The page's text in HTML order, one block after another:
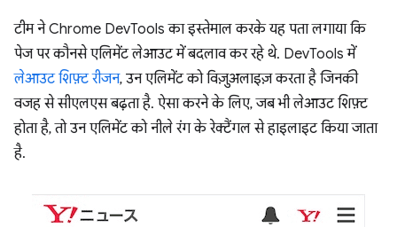
टीम ने Chrome DevTools का इस्तेमाल करके यह पता लगाया कि
पेज पर कौनसे एलिमेंट लेआउट में बदलाव कर रहे थे. DevTools में
लेआउट शिफ़्ट रीजन, उन एलिमेंट को विज़ुअलाइज़ करता है जिनकी
वजह से सीएलएस बढ़ता है. ऐसा करने के लिए, जब भी लेआउट शिफ़्ट
होता है, तो उन एलिमेंट को नीले रंग के रेक्टैंगल से हाइलाइट किया जाता
है.